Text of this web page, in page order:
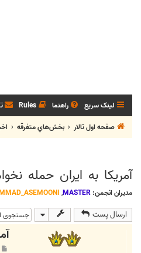
لینک سریع راهنما Rules
صفحه اول تالار
بخش‌‌هاي متفرقه
آمریکا به ایران حمله
مدیران انجمن: MASTER
,
ارسال پست